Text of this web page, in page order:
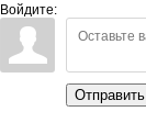
Войдите:
Отправить